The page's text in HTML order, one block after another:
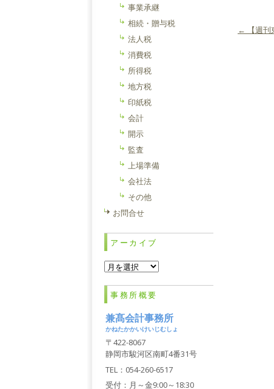
← 【週
事業承継
相続・贈与税
法人税
消費税
所得税
地方税
印紙税
会計
開示
監査
上場準備
会社法
その他
お問合せ
アーカイブ
ア
カ
イ
ブ
事務所概要
兼髙会計事務所
かねたかかいけいじむしょ
〒422-8067
静岡市駿河区南町4番31号
TEL：054-260-6517
受付：月～金9:00～18:30